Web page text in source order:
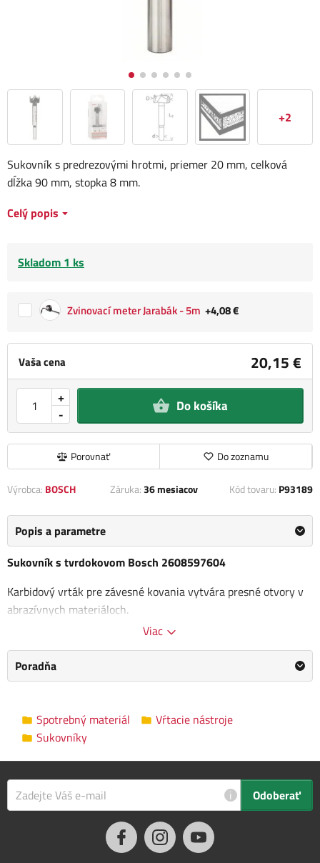
+2
Vaša cena 20,15 €
-
+ Do košíka
Porovnať Do zoznamu
Sukovník s predrezovými hrotmi, priemer 20 mm, celková
dĺžka 90 mm, stopka 8 mm.
Celý popis
Skladom 1 ks
Zvinovací meter Jarabák - 5m +4,08 €
Výrobca: BOSCH Záruka:36 mesiacov Kód tovaru: P93189
Popis a parametre
Sukovník s tvrdokovom Bosch 2608597604
Karbidový vrták pre závesné kovania vytvára presné otvory v
abrazívnych materiáloch.
materiály:
Mäkké drevo
Dosky s povrchovou vrstvou / sendvičové panely
Polyvinylchlorid (PVC)
Drevotrieska
Polyetylén (rúry, tyče, profily) (PE)
Polyamid (PA)
Polystyrén (PS)
Viac
Poradňa
Spotrebný materiál
Vŕtacie nástroje
Sukovníky
i Odoberať